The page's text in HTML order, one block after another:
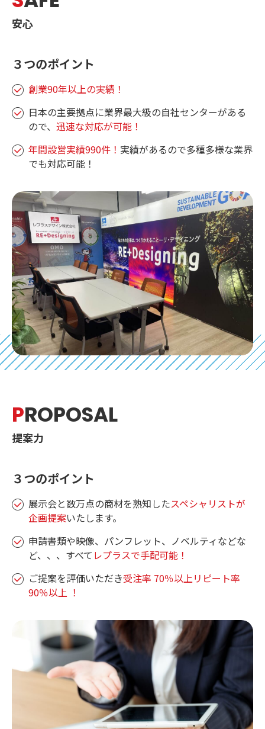
安心
３つのポイント
創業90年以上の実績！
日本の主要拠点に業界最大級の自社センターがある
ので、 迅速な対応が可能！
年間設営実績990件！ 実績があるので多種多様な業界
でも対応可能！
PROPOSAL
提案力
３つのポイント
展示会と数万点の商材を熟知したスペシャリストが
企画提案いたします。
申請書類や映像、パンフレット、ノベルティなどな
ど、、、すべて レプラスで手配可能！
ご提案を評価いただき受注率 70％以上リピート率
90％以上 ！